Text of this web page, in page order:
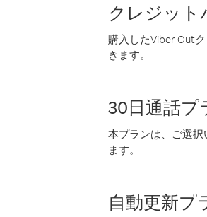
クレジット
購入したViber Out
きます。
30日通話プ
本プランは、ご選
ます。
自動更新プ